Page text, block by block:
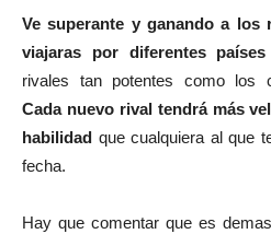
Ve superante y ganando a los
viajaras por diferentes
rivales tan potentes como los
Cada nuevo rival tendrá más
habilidad que cualquiera al que
fecha.
Hay que comentar que es